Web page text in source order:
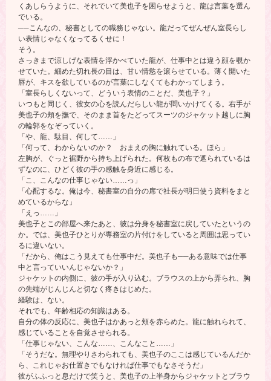
くあしらうように、それでいて美也子を困らせようと、龍は言葉を選ん
でいる。
──こんなの、秘書としての職務じゃない。龍だってぜんぜん室長らし
い表情じゃなくなってるくせに！
そう。
さっきまで涼しげな表情を浮かべていた龍が、仕事中とは違う顔を覗か
せていた。細めた切れ長の目は、甘い情慾を滾らせている。薄く開いた
唇が、キスを欲しているのが言葉にしなくてもわかってしまう。
「室長らしくないって、どういう表情のことだ、美也子？」
いつもと同じく、彼女の心を読んだらしい龍が問いかけてくる。右手が
美也子の頬を撫で、そのまま首をたどってスーツのジャケット越しに胸
の輪郭をなぞっていく。
「や、龍、駄目、何して……」
「何って、わからないのか？ おまえの胸に触れている。ほら」
左胸が、ぐっと裾野から持ち上げられた。何枚もの布で遮られているは
ずなのに、ひどく彼の手の感触を身近に感じる。
「こ、こんなの仕事じゃない……っ」
「心配するな。俺は今、秘書室の自分の席で社長が明日使う資料をまと
めているからな」
「えっ……」
美也子とこの部屋へ来たあと、彼は分身を秘書室に戻していたというの
か。では、美也子ひとりが専務室の片付けをしていると周囲は思ってい
るに違いない。
「だから、俺はこう見えても仕事中だ。美也子も──ある意味では仕事
中と言っていいんじゃないか？」
ジャケットの内側に、彼の手が入り込む。ブラウスの上から弄られ、胸
の先端がじんじんと切なく疼きはじめた。
経験は、ない。
それでも、年齢相応の知識はある。
自分の体の反応に、美也子はかあっと頬を赤らめた。龍に触れられて、
感じていることを自覚させられる。
「仕事じゃない、こんな……、こんなこと……」
「そうだな。無理やりさわられても、美也子のここは感じているんだか
ら、これじゃお仕置きでもなければ仕事でもなさそうだ」
彼がふふっと息だけで笑うと、美也子の上半身からジャケットとブラウ